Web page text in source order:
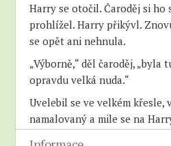
Harry se otočil. Čaroděj si ho
prohlížel. Harry přikývl.
se opět ani nehnula.
„Výborně,“ děl čaroděj, „byla
opravdu velká nuda.“
Uvelebil se ve velkém křesle,
namalovaný a mile se na
„Brumbál má o tobě velmi